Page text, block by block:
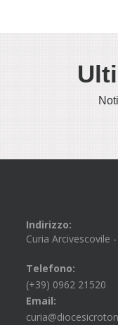
Indirizzo:
Curia Arcivescovile
Telefono:
(+39) 0962 21520
Email: